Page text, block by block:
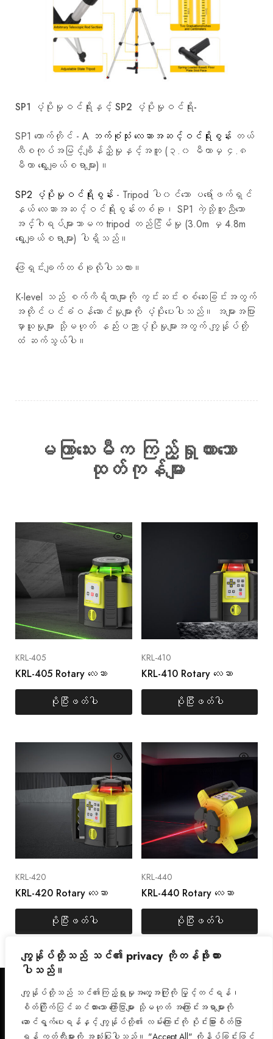
ကျွန်ုပ်တို့သည် သင်၏ privacy ကိုတန်ဖိုးထား
ပါသည်။
ကျွန်ုပ်တို့သည် သင်၏ကြည့်ရှုမှုအတွေ့အကြုံကို မြှင့်တင်ရန်၊
စိတ်ကြိုက်ပြင်ဆင်ထားသော ကြော်ငြာများ သို့မဟုတ် အကြောင်းအရာများကို
ဆောင်ရွက်ပေးရန်နှင့် ကျွန်ုပ်တို့၏ လမ်းကြောင်းကို ပိုင်းခြားစိတ်ဖြာ
ရန် ကွတ်ကီးများကို အသုံးပြုပါသည်။ "Accept All" ကိုနှိပ်ခြင်းဖြင့်
SP1 ပံ့ပိုးမှုဝင်ရိုးနှင့် SP2 ပံ့ပိုးမှုဝင်ရိုး-
SP1 ထောက်တိုင် - A ဘက်စုံသုံး လေဆာအဆင့်ဝင်ရိုးစွန်း တယ်
လီစကုပ်အမြင့်ချိန်ညှိမှုနှင့်အတူ (၃.၀ မီတာမှ ၄.၈
မီတာ ရွေးချယ်စရာများ)။
SP2 ပံ့ပိုးမှုဝင်ရိုးစွန်း - Tripod ပါ၀င်သော ပရော်ဖက်ရှင်
နယ် လေဆာအဆင့်ဝင်ရိုးစွန်းတစ်ခု၊ SP1 ကဲ့သို့တူညီသော
အင်္ဂါရပ်များသာမက tripod တည်ငြိမ်မှု (3.0m မှ 4.8m
ရွေးချယ်စရာများ) ပါရှိသည်။
ဖြေရှင်းချက်တစ်ခုလိုပါသလား။
K-level သည် စက်ကိရိယာများကို ကွင်းဆင်းစစ်ဆေးခြင်းအတွက်
အတိုင်ပင်ခံဝန်ဆောင်မှုများကို ပံ့ပိုးပေးပါသည်။ အများအပြား
မှာယူမှုများ သို့မဟုတ် နည်းပညာပံ့ပိုးမှုများအတွက် ကျွန်ုပ်တို့
ထံ ဆက်သွယ်ပါ။
မကြာသေးမီက ကြည့်ရှုထားသော
ထုတ်ကုန်များ
KRL-405
KRL-405 Rotary လေဆာ
ပိုပြီးဖတ်ပါ
KRL-410
KRL-410 Rotary လေဆာ
ပိုပြီးဖတ်ပါ
KRL-420
KRL-420 Rotary လေဆာ
ပိုပြီးဖတ်ပါ
KRL-440
KRL-440 Rotary လေဆာ
ပိုပြီးဖတ်ပါ
ကိုယ်ရေးအချက်အလက်မူ
ဝါဒ
ဝန်ဆောင်မှုစည်းမျဉ်းများ
FaceB
ook
ပါ။
အင်စ
ဂရမ်